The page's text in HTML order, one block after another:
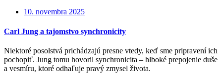
10. novembra 2025
Carl Jung a tajomstvo synchronicity
Niektoré posolstvá prichádzajú presne vtedy, keď sme pripravení ich
pochopiť. Jung tomu hovoril synchronicita – hlboké prepojenie duše
a vesmíru, ktoré odhaľuje pravý zmysel života.